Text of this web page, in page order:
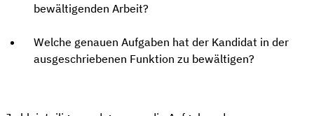
bewältigenden Arbeit?
Welche genauen Aufgaben hat der Kandidat in der
ausgeschriebenen Funktion zu bewältigen?